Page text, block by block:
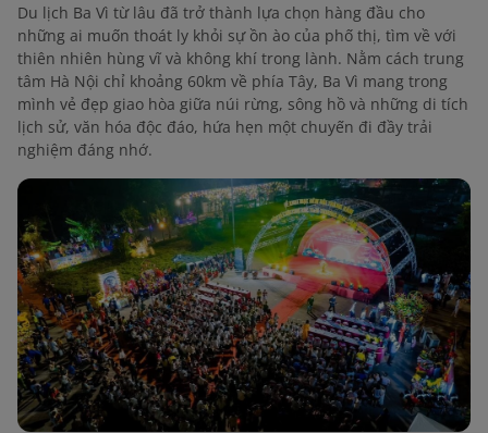
Du lịch Ba Vì từ lâu đã trở thành lựa chọn hàng đầu cho
những ai muốn thoát ly khỏi sự ồn ào của phố thị, tìm về với
thiên nhiên hùng vĩ và không khí trong lành. Nằm cách trung
tâm Hà Nội chỉ khoảng 60km về phía Tây, Ba Vì mang trong
mình vẻ đẹp giao hòa giữa núi rừng, sông hồ và những di tích
lịch sử, văn hóa độc đáo, hứa hẹn một chuyến đi đầy trải
nghiệm đáng nhớ.